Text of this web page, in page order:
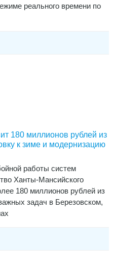
реального времени по
180 миллионов рублей из
к зиме и модернизацию
работы систем
Ханты-Мансийского
180 миллионов рублей из
задач в Березовском,